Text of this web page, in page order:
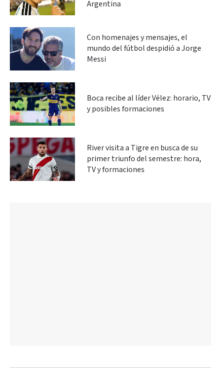
Argentina
Con homenajes y mensajes, el
mundo del fútbol despidió a Jorge
Messi
Boca recibe al líder Vélez: horario, TV
y posibles formaciones
River visita a Tigre en busca de su
primer triunfo del semestre: hora,
TV y formaciones